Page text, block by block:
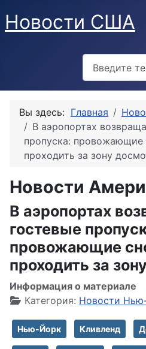
Новости США
Вы здесь: Главная
В аэропортах
пропуска: провожающие
проходить за зону
Новости
В аэропортах
гостевые
провожающие
проходить за
Информация о материале
Категория: Новости
Нью-Йорк Кливленд